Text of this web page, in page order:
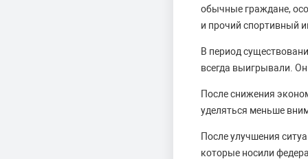
обычные граждане,
и прочий спортивный
В период
всегда выигрывали.
После снижения
уделяться меньше
После улучшения
которые носили